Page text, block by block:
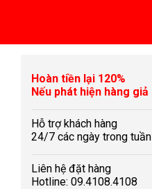
Hoàn tiền lại 120%
Nếu phát hiện hàng giả
Hỗ trợ khách hàng
24/7 các ngày trong tuần
Liên hệ đặt hàng
Hotline: 09.4108.4108